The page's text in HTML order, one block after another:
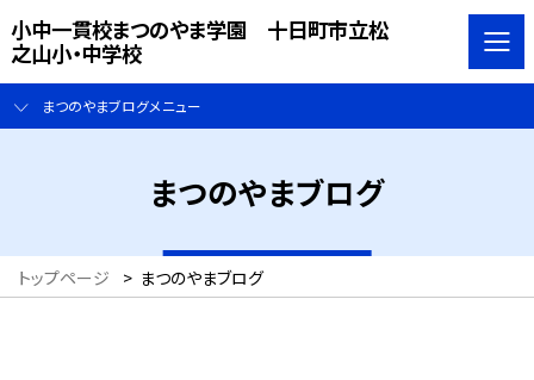
小中一貫校まつのやま学園 十日町市立松
之山小・中学校
まつのやまブログメニュー
まつのやまブログ
トップページ > まつのやまブログ